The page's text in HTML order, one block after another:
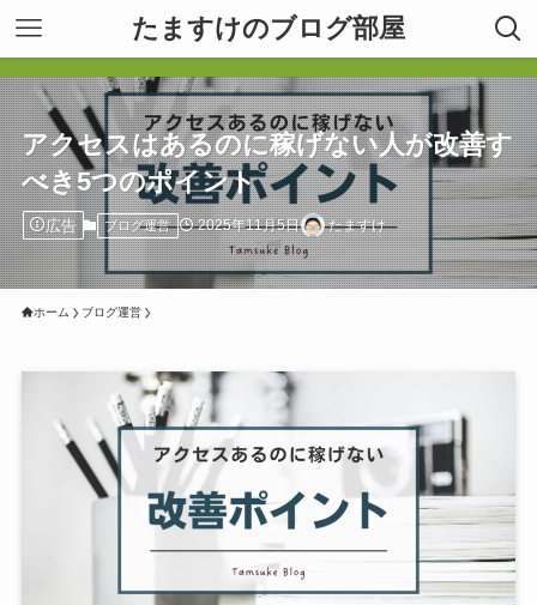
たますけのブログ部屋
アクセスはあるのに稼げない人が改善す
べき5つのポイント
広告 ブログ運営 2025年11月5日 たますけ
ホーム ブログ運営